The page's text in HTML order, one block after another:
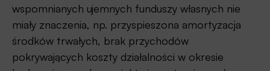
wspomnianych ujemnych funduszy własnych nie
miały znaczenia, np. przyspieszona amortyzacja
środków trwałych, brak przychodów
pokrywających koszty działalności w okresie